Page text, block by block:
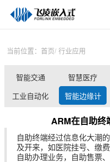
关于飞凌
当前位置： 首页 行业应用
智能交通 智慧医疗
工业自动化 智能边缘计
算
ARM在自助终
自助终端经过信息化大潮
及开来，如医院挂号、缴
自助办理业务，自助售票